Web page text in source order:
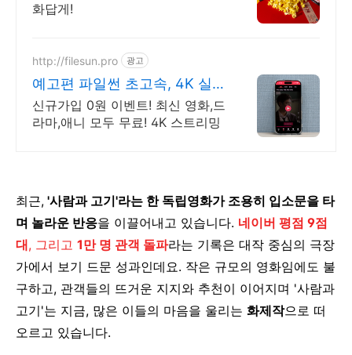
화답게!
http://filesun.pro 광고
예고편 파일썬 초고속, 4K 실
시간 보기!
신규가입 0원 이벤트! 최신 영화,드
라마,애니 모두 무료! 4K 스트리밍
최근, '사람과 고기'라는 한 독립영화가 조용히 입소문을 타
며 놀라운 반응을 이끌어내고 있습니다. 네이버 평점 9점
대, 그리고 1만 명 관객 돌파라는 기록은 대작 중심의 극장
가에서 보기 드문 성과인데요. 작은 규모의 영화임에도 불
구하고, 관객들의 뜨거운 지지와 추천이 이어지며 '사람과
고기'는 지금, 많은 이들의 마음을 울리는 화제작으로 떠
오르고 있습니다.